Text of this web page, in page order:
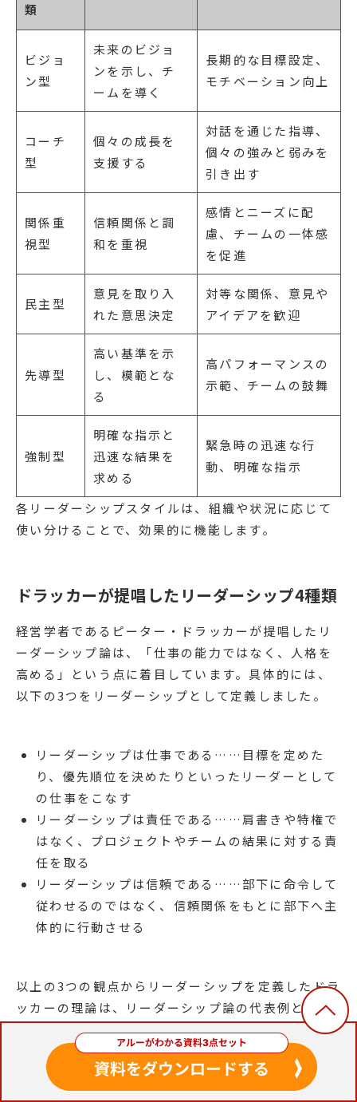
類
ビジョ
ン型
未来のビジョ
ンを示し、チ
ームを導く
長期的な目標設定、
モチベーション向上
コーチ
型
個々の成長を
支援する
対話を通じた指導、
個々の強みと弱みを
引き出す
関係重
視型
信頼関係と調
和を重視
感情とニーズに配
慮、チームの一体感
を促進
民主型
意見を取り入
れた意思決定
対等な関係、意見や
アイデアを歓迎
先導型
高い基準を示
し、模範とな
る
高パフォーマンスの
示範、チームの鼓舞
強制型
明確な指示と
迅速な結果を
求める
緊急時の迅速な行
動、明確な指示
各リーダーシップスタイルは、組織や状況に応じて
使い分けることで、効果的に機能します。
ドラッカーが提唱したリーダーシップ4種類
経営学者であるピーター・ドラッカーが提唱したリ
ーダーシップ論は、「仕事の能力ではなく、人格を
高める」という点に着目しています。具体的には、
以下の3つをリーダーシップとして定義しました。
リーダーシップは仕事である……目標を定めた
り、優先順位を決めたりといったリーダーとして
の仕事をこなす
リーダーシップは責任である……肩書きや特権で
はなく、プロジェクトやチームの結果に対する責
任を取る
リーダーシップは信頼である……部下に命令して
従わせるのではなく、信頼関係をもとに部下へ主
体的に行動させる
以上の3つの観点からリーダーシップを定義したドラ
ッカーの理論は、リーダーシップ論の代表例として
現代でも広く知られています。
率先型のリーダーシップ